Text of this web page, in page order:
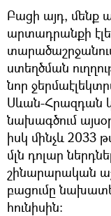
Բացի այդ, մենք
արտադրանքի
ստեղծման
նոր
Սևան-Հրազդան
նախագծում
իսկ մինչև 2033
մլն դոլար
շինարարական
բացումը
հունիսին: